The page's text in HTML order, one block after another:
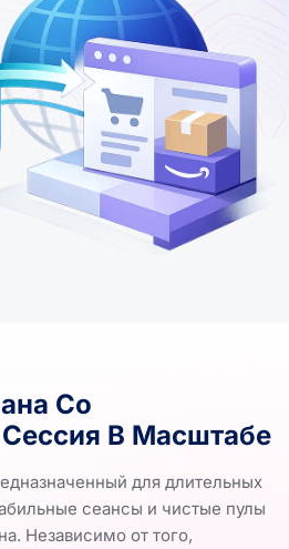
Со
В Масштабе
для длительных
сеансы и чистые пулы
Независимо от того,